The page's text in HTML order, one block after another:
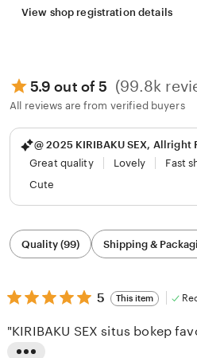
View shop registration details
5.9 out of 5 (99.8k
All reviews are from verified buyers
@ 2025 KIRIBAKU SEX, Allright
Great quality
Lovely Fast
Cute
Filter
by
category
Quality (99) Shipping &
5
out
5
stars
5 This item
"KIRIBAKU SEX situs bokep